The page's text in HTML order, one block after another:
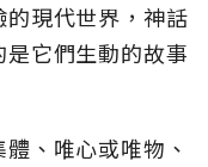
現代世界，神話
它們生動的故事
、唯心或唯物、